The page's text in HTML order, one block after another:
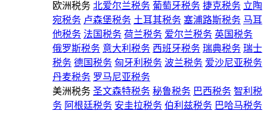
欧洲税务 北爱尔兰税务 葡萄牙税务 捷克税务 立陶
宛税务 卢森堡税务 土耳其税务 塞浦路斯税务 马耳
他税务 法国税务 荷兰税务 爱尔兰税务 英国税务
俄罗斯税务 意大利税务 西班牙税务 瑞典税务 瑞士
税务 德国税务 匈牙利税务 波兰税务 爱沙尼亚税务
丹麦税务 罗马尼亚税务
美洲税务 圣文森特税务 秘鲁税务 巴西税务 智利税
务 阿根廷税务 安圭拉税务 伯利兹税务 巴哈马税务